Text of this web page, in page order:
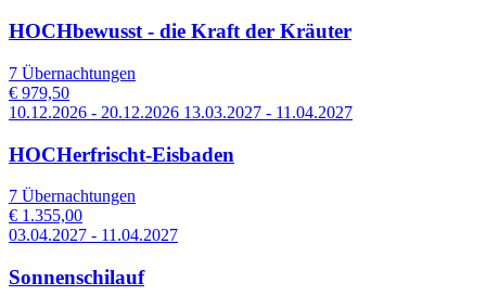
HOCHbewusst - die Kraft der Kräuter
7 Übernachtungen
€ 979,50
10.12.2026 - 20.12.2026 13.03.2027 - 11.04.2027
HOCHerfrischt-Eisbaden
7 Übernachtungen
€ 1.355,00
03.04.2027 - 11.04.2027
Sonnenschilauf